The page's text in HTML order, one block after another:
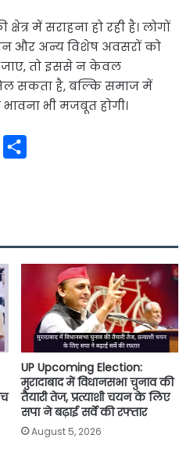
में सराहना हो रही है। लोगों
और अन्य विशेष अवसरों को
जाए, तो इससे न केवल
सकता है, बल्कि समाज में
भी मजबूत होगी।
UP Upcoming Election:
मुरादाबाद में विधानसभा चुनाव की
तैयारी तेज, प्रत्याशी चयन के लिए
सपा ने बढ़ाई सर्वे की रफ्तार
August 5, 2026